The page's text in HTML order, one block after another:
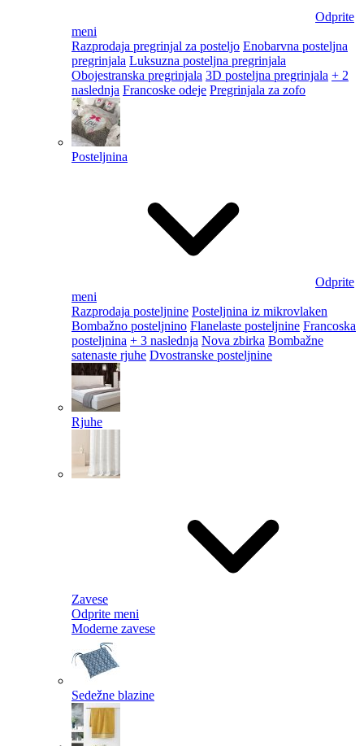
Odprite
meni
Razprodaja pregrinjal za posteljo Enobarvna posteljna
pregrinjala Luksuzna posteljna pregrinjala
Obojestranska pregrinjala 3D posteljna pregrinjala + 2
naslednja Francoske odeje Pregrinjala za zofo
Posteljnina
Odprite
meni
Razprodaja posteljnine Posteljnina iz mikrovlaken
Bombažno posteljnino Flanelaste posteljnine Francoska
posteljnina + 3 naslednja Nova zbirka Bombažne
satenaste rjuhe Dvostranske posteljnine
Rjuhe
Zavese
Odprite meni
Moderne zavese
Sedežne blazine